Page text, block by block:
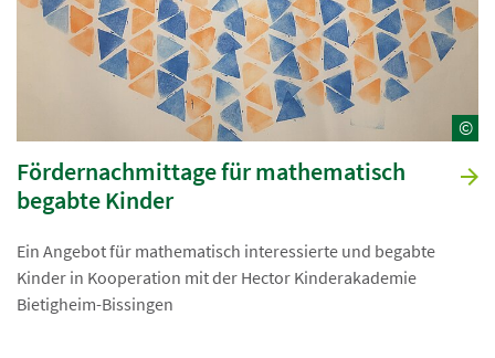
©
Fördernachmittage für mathematisch
begabte Kinder
Ein Angebot für mathematisch interessierte und begabte
Kinder in Kooperation mit der Hector Kinderakademie
Bietigheim-Bissingen